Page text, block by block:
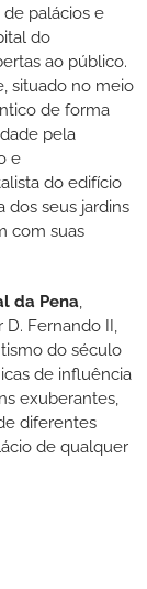
de palácios e
do
ao público.
situado no meio
de forma
pela
e
do edifício
dos seus jardins
com suas
da Pena,
Fernando II,
do século
de influência
exuberantes,
diferentes
de qualquer